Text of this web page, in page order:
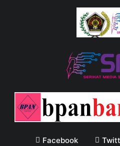
Facebook